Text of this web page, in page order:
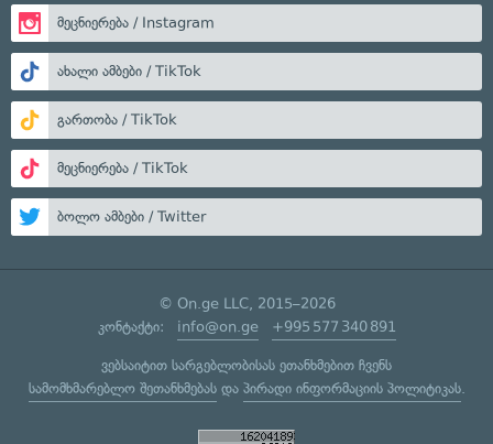
მეცნიერება / Instagram
ახალი ამბები / TikTok
გართობა / TikTok
მეცნიერება / TikTok
ბოლო ამბები / Twitter
© On.ge LLC, 2015–2026
კონტაქტი: info@on.ge +995 577 340 891
ვებსაიტით სარგებლობისას ეთანხმებით ჩვენს
სამომხმარებლო შეთანხმებასდა პირადი ინფორმაციის პოლიტიკას.